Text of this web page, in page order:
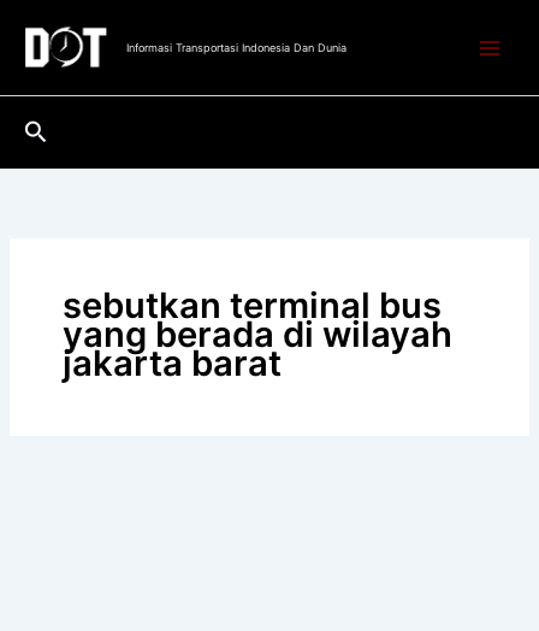
konten
Informasi Transportasi Indonesia Dan Dunia
Cari
sebutkan terminal bus
yang berada di wilayah
jakarta barat